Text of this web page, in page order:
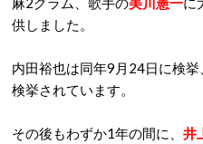
供しました。
内田裕也は同年9月24日に検
検挙されています。
その後もわずか1年の間に、 井